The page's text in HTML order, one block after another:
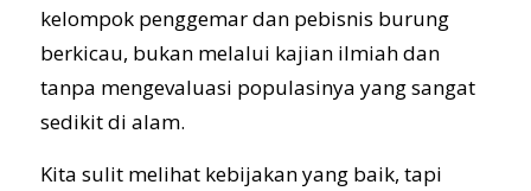
kelompok penggemar dan pebisnis burung
berkicau, bukan melalui kajian ilmiah dan
tanpa mengevaluasi populasinya yang sangat
sedikit di alam.
Kita sulit melihat kebijakan yang baik, tapi